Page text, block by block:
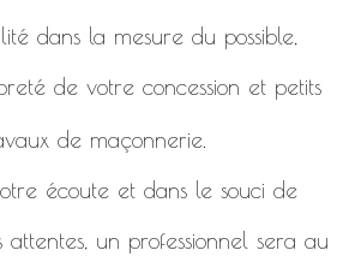
dans la mesure du possible,
de votre concession et petits
de maçonnerie.
écoute et dans le souci de
un professionnel sera au